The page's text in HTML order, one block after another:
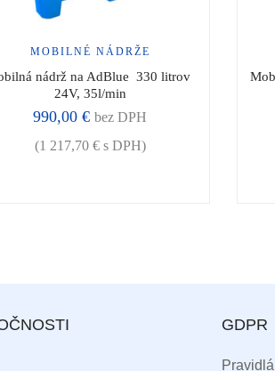
MOBILNÉ NÁDRŽE
nádrž na AdBlue  330 litrov
24V, 35l/min
990,00 € bez DPH
(1 217,70 €s DPH)
GDPR